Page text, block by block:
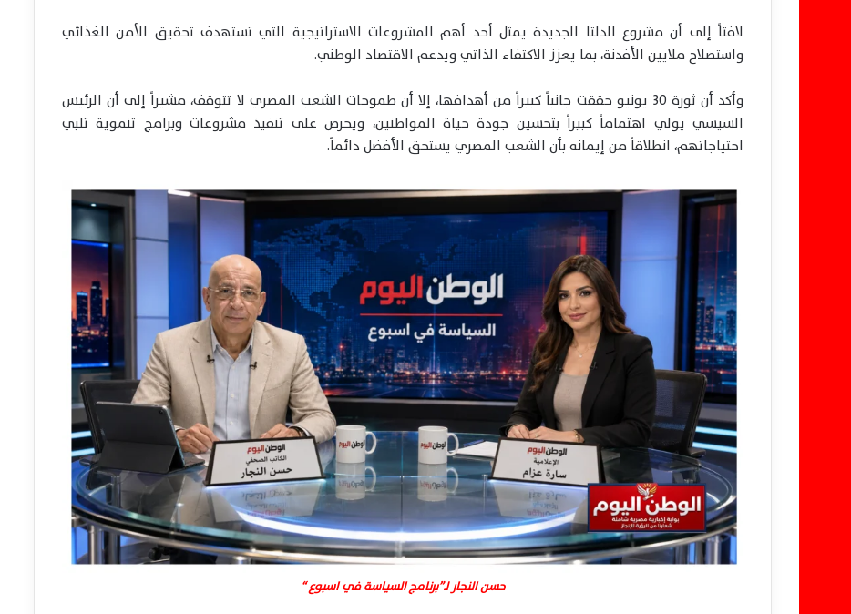
لافتاً إلى أن مشروع الدلتا الجديدة يمثل أحد أهم المشروعات الاستراتيجية التي تستهدف تحقيق الأمن الغذائي
واستصلاح ملايين الأفدنة، بما يعزز الاكتفاء الذاتي ويدعم الاقتصاد الوطني.
وأكد أن ثورة 30 يونيو حققت جانباً كبيراً من أهدافها، إلا أن طموحات الشعب المصري لا تتوقف، مشيراً إلى أن الرئيس
السيسي يولي اهتماماً كبيراً بتحسين جودة حياة المواطنين، ويحرص على تنفيذ مشروعات وبرامج تنموية تلبي
احتياجاتهم، انطلاقاً من إيمانه بأن الشعب المصري يستحق الأفضل دائماً.
حسن النجار لـ”برنامج السياسة في اسبوع “